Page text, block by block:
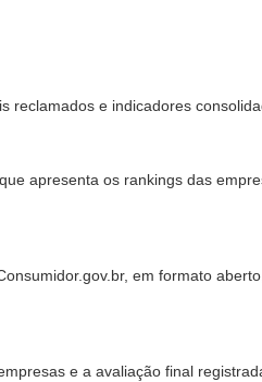
reclamados e indicadores
apresenta os rankings das
em formato
e a avaliação final